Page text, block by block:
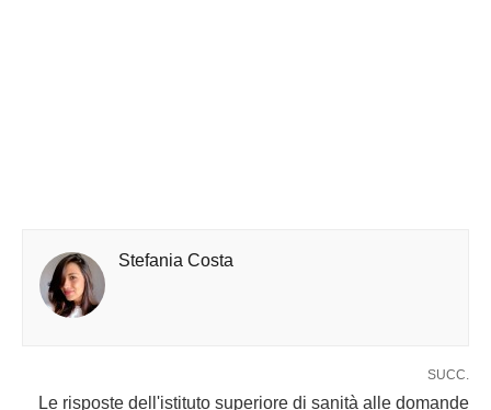
Stefania Costa
SUCC.
Le risposte dell'istituto superiore di sanità alle domande